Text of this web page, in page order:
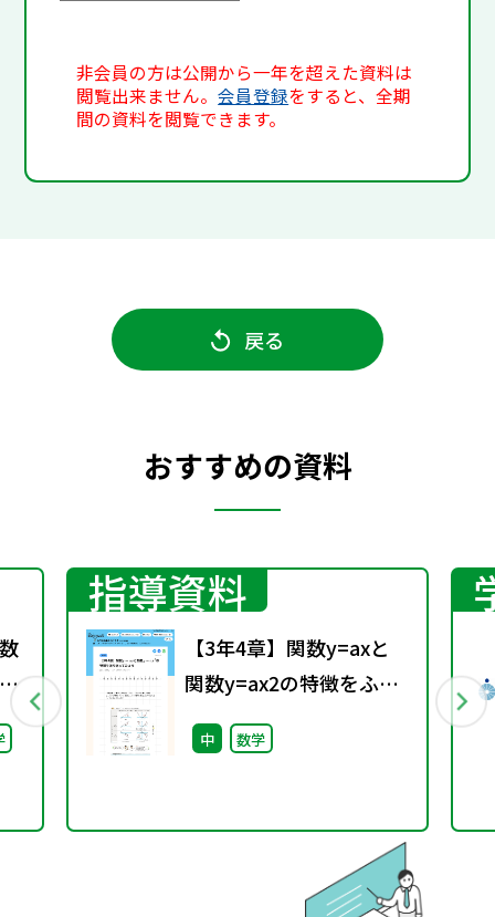
非会員の方は公開から一年を超えた資料は
閲覧出来ません。会員登録をすると、全期
間の資料を閲覧できます。
戻る
おすすめの資料
指導資料
【3年4章】関数y=axと
関数y=ax2の特徴をふり
返ってみよう
中 数学